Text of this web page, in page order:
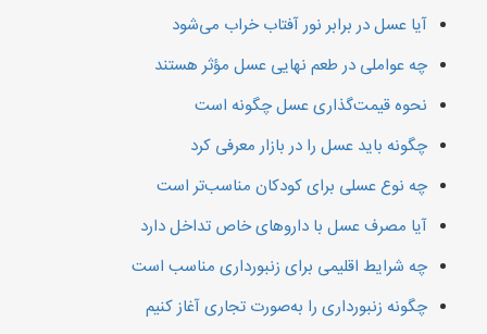
آیا عسل در برابر نور آفتاب خراب می‌شود
چه عواملی در طعم نهایی عسل مؤثر هستند
نحوه قیمت‌گذاری عسل چگونه است
چگونه باید عسل را در بازار معرفی کرد
چه نوع عسلی برای کودکان مناسب‌تر است
آیا مصرف عسل با داروهای خاص تداخل دارد
چه شرایط اقلیمی برای زنبورداری مناسب است
چگونه زنبورداری را به‌صورت تجاری آغاز کنیم